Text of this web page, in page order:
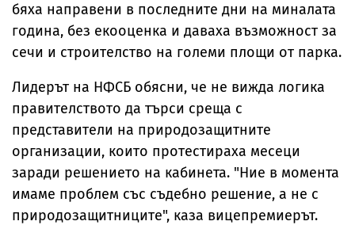
бяха направени в последните дни на миналата
година, без екооценка и даваха възможност за
сечи и строителство на големи площи от парка.
Лидерът на НФСБ обясни, че не вижда логика
правителството да търси среща с
представители на природозащитните
организации, които протестираха месеци
заради решението на кабинета. "Ние в момента
имаме проблем със съдебно решение, а не с
природозащитниците", каза вицепремиерът.